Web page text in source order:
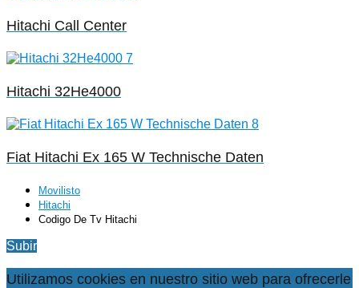
Hitachi Call Center
Hitachi 32He4000
Fiat Hitachi Ex 165 W Technische Daten
Movilisto
Hitachi
Codigo De Tv Hitachi
Subir
Utilizamos cookies en nuestro sitio web para ofrecerle